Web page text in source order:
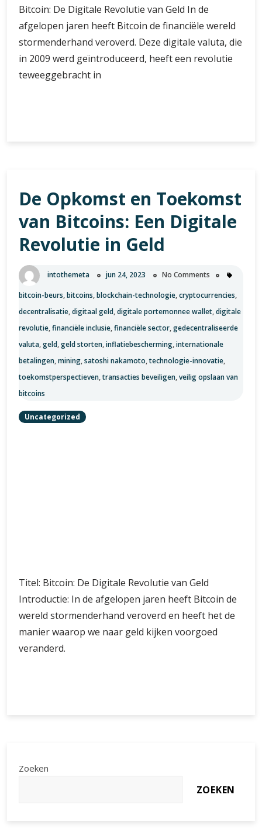
Bitcoin: De Digitale Revolutie van Geld In de
afgelopen jaren heeft Bitcoin de financiële wereld
stormenderhand veroverd. Deze digitale valuta, die
in 2009 werd geïntroduceerd, heeft een revolutie
teweeggebracht in
Revolutie
van
Geld
De Opkomst en Toekomst
van Bitcoins: Een Digitale
Revolutie in Geld
intothemeta jun 24, 2023 No Comments
bitcoin-beurs,bitcoins,blockchain-technologie,cryptocurrencies,
decentralisatie,digitaal geld,digitale portemonnee wallet,digitale
revolutie,financiële inclusie,financiële sector,gedecentraliseerde
valuta,geld,geld storten,inflatiebescherming,internationale
betalingen,mining,satoshi nakamoto,technologie-innovatie,
toekomstperspectieven,transacties beveiligen,veilig opslaan van
bitcoins
Uncategorized
Opkomst
en
Toekomst
van
Bitcoins:
Zoeken
Laatste artikelen